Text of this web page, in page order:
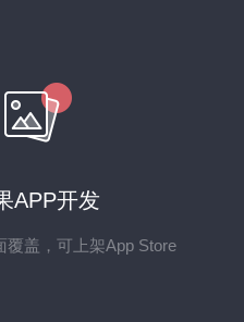
APP开发
覆盖，可上架App Store